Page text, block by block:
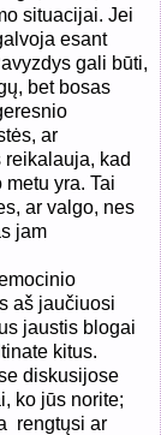
situacijai. Jei
esant
gali būti,
bet bosas
ar
reikalauja, kad
yra. Tai
ar valgo, nes
jam
aš jaučiuosi
jaustis blogai
kitus.
diskusijose
ko jūs norite;
rengtųsi ar